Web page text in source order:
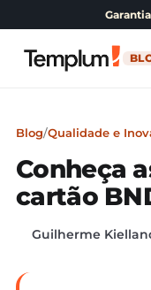
Blog/Qualidade e
Conheça
cartão
Guilherme